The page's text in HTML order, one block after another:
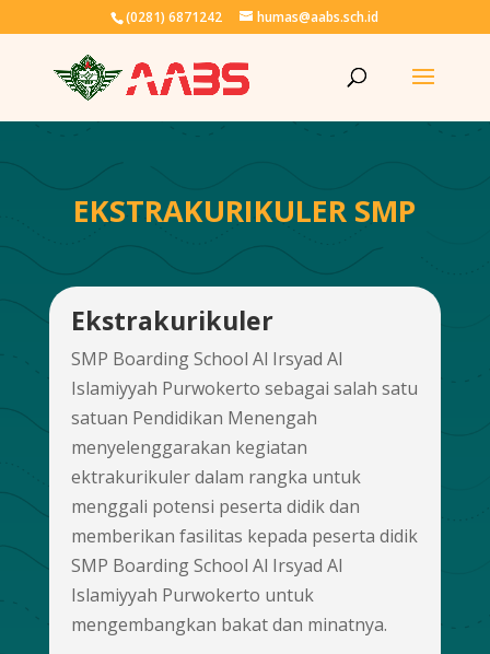
(0281) 6871242 humas@aabs.sch.id
EKSTRAKURIKULER SMP
Ekstrakurikuler
SMP Boarding School Al Irsyad Al
Islamiyyah Purwokerto sebagai salah satu
satuan Pendidikan Menengah
menyelenggarakan kegiatan
ektrakurikuler dalam rangka untuk
menggali potensi peserta didik dan
memberikan fasilitas kepada peserta didik
SMP Boarding School Al Irsyad Al
Islamiyyah Purwokerto untuk
mengembangkan bakat dan minatnya.